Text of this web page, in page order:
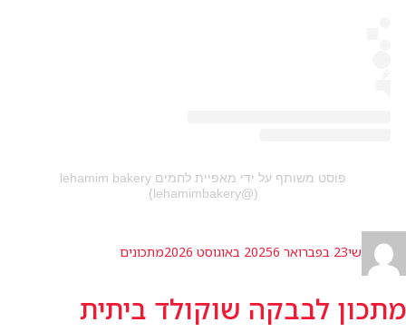
(@‏‎lehamimbakery‎‏)
שיבתאריך
23 בפברואר 2025 6 באוגוסט 2026 מתכונים
מתכון לבבקה שוקולד ביתית